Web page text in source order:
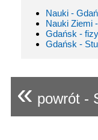
Nauki -
Nauki Ziemi
Gdańsk -
Gdańsk -
« powrót -